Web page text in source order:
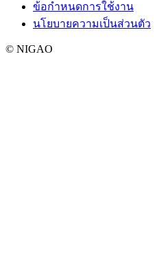
ข้อกำหนดการใช้งาน
นโยบายความเป็นส่วนตัว
© NIGAO